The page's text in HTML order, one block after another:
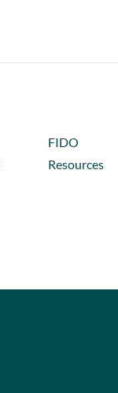
FIDO
Resources